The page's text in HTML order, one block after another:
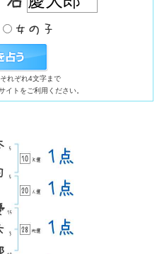
れぞれ4文字まで
イトをご利用ください。